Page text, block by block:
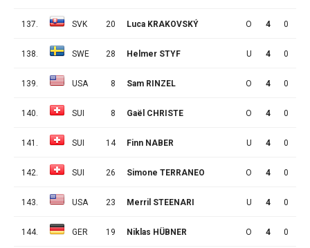
137. SVK 20 Luca KRAKOVSKÝ O 4 0
138. SWE 28 Helmer STYF U 4 0
139. USA 8 Sam RINZEL O 4 0
140. SUI 8 Gaël CHRISTE O 4 0
141. SUI 14 Finn NABER U 4 0
142. SUI 26 Simone TERRANEO O 4 0
143. USA 23 Merril STEENARI U 4 0
144. GER 19 Niklas HÜBNER O 4 0